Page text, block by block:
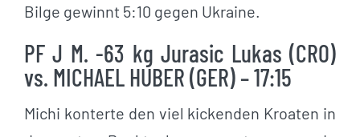
Bilge gewinnt 5:10 gegen Ukraine.
PF J M. -63 kg Jurasic Lukas (CRO)
vs. MICHAEL HUBER (GER) – 17:15
Michi konterte den viel kickenden Kroaten in